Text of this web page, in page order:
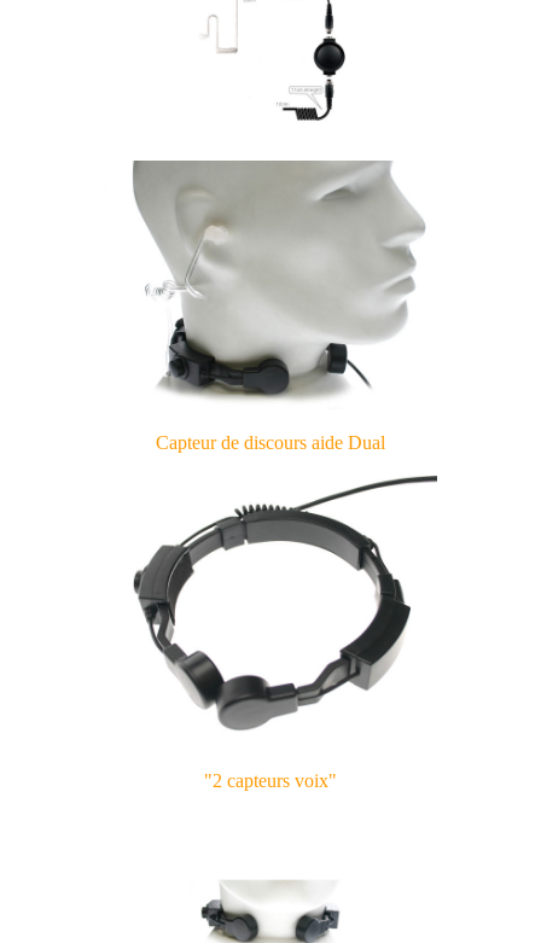
Capteur de discours aide Dual
"2 capteurs voix"